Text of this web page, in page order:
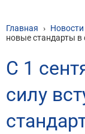
Главная › Новости
новые стандарты в
С 1
силу